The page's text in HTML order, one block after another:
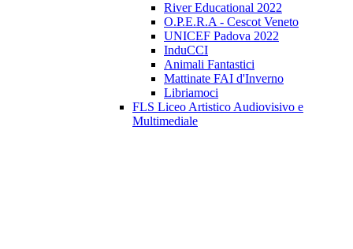
River Educational 2022
O.P.E.R.A - Cescot Veneto
UNICEF Padova 2022
InduCCI
Animali Fantastici
Mattinate FAI d'Inverno
Libriamoci
FLS Liceo Artistico Audiovisivo e
Multimediale